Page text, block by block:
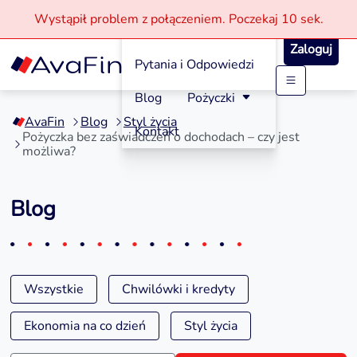
Przejdź
treści
Wystąpił problem z połączeniem. Poczekaj 10 sek.
Jak aplikować?
Pytania i Odpowiedzi
Blog
Pożyczki
Kontakt
Zaloguj
AvaFin Blog
Styl życia
Pożyczka bez zaświadczeń o dochodach – czy jest
możliwa?
Blog
Wszystkie Chwilówki i kredyty
Ekonomia na co dzień Styl życia